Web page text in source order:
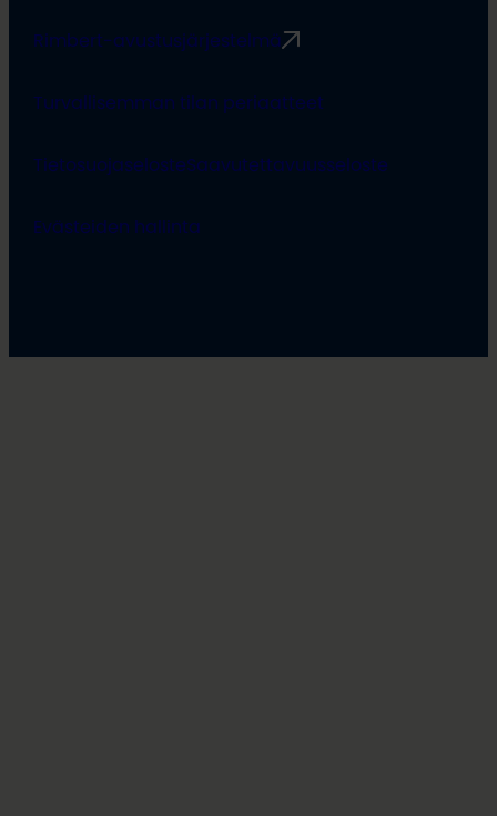
Rimbert-avustusjärjestelmä
Turvallisemman tilan periaatteet
TietosuojaselosteSaavutettavuusseloste
Evästeiden hallinta